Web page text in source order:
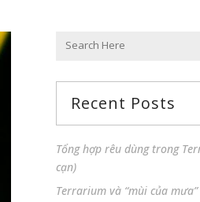
Recent Posts
Tổng hợp rêu dùng trong
cạn)
Terrarium và “mùi của mưa”